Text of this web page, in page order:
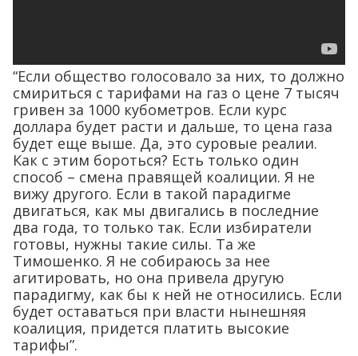
“Если общество голосовало за них, то должно
смириться с тарифами на газ о цене 7 тысяч
гривен за 1000 кубометров. Если курс
доллара будет расти и дальше, то цена газа
будет еще выше. Да, это суровые реалии.
Как с этим бороться? Есть только один
способ – смена правящей коалиции. Я не
вижу другого. Если в такой парадигме
двигаться, как мы двигались в последние
два года, то только так. Если избиратели
готовы, нужны такие силы. Та же
Тимошенко. Я не собираюсь за нее
агитировать, но она привела другую
парадигму, как бы к ней не относились. Если
будет оставаться при власти нынешняя
коалиция, придется платить высокие
тарифы”.